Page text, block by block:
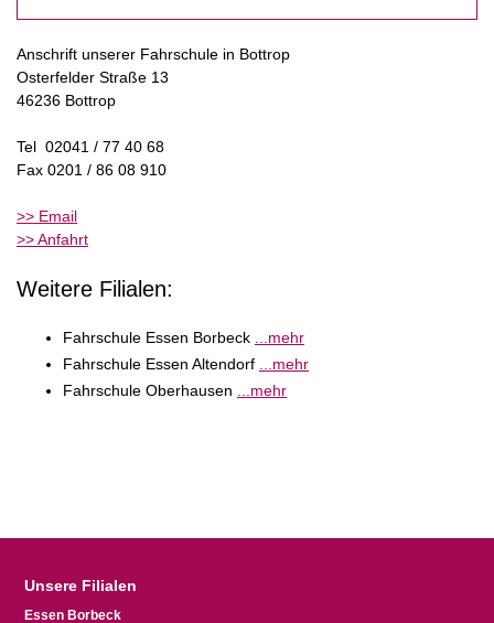
Anschrift unserer Fahrschule in Bottrop
Osterfelder Straße 13
46236 Bottrop
Tel 02041 / 77 40 68
Fax 0201 / 86 08 910
>> Email
>> Anfahrt
Weitere Filialen:
Fahrschule Essen Borbeck ...mehr
Fahrschule Essen Altendorf ...mehr
Fahrschule Oberhausen
...mehr
Unsere Filialen
Essen Borbeck